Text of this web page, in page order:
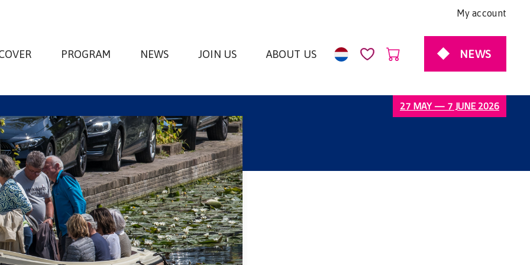
My account
PROGRAM NEWS JOIN US ABOUT US NEWS
27 MAY — 7 JUNE 2026